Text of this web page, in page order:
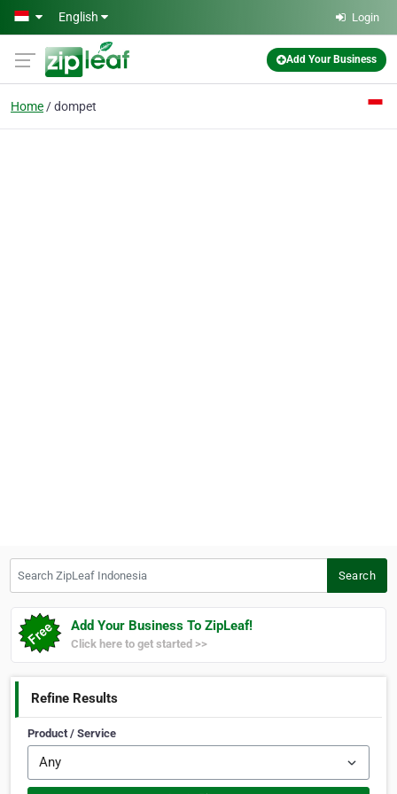
Skip to main content
English Login
Add Your Business
Home dompet
Search
Add Your Business To ZipLeaf!
Click here to get started >>
Refine Results
Product / Service